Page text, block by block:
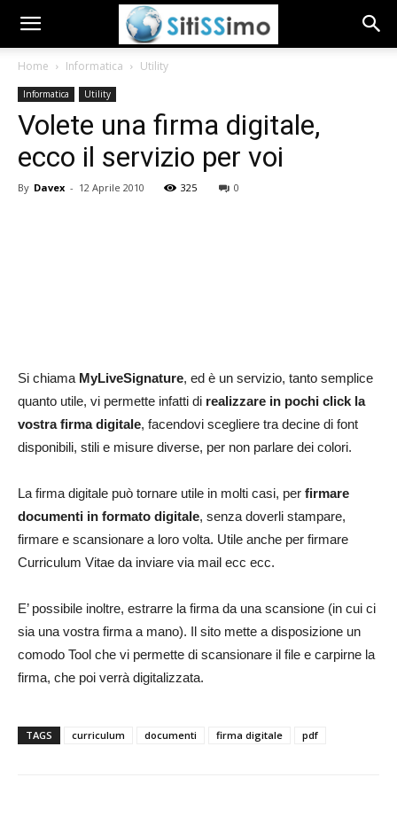
Home Informatica Utility
Informatica Utility
Volete una firma digitale,
ecco il servizio per voi
By Davex - 12 Aprile 2010 325 0
Si chiama MyLiveSignature, ed è un servizio, tanto semplice
quanto utile, vi permette infatti di realizzare in pochi click la
vostra firma digitale, facendovi scegliere tra decine di font
disponibili, stili e misure diverse, per non parlare dei colori.
La firma digitale può tornare utile in molti casi, per firmare
documenti in formato digitale, senza doverli stampare,
firmare e scansionare a loro volta. Utile anche per firmare
Curriculum Vitae da inviare via mail ecc ecc.
E’ possibile inoltre, estrarre la firma da una scansione (in cui ci
sia una vostra firma a mano). Il sito mette a disposizione un
comodo Tool che vi permette di scansionare il file e carpirne la
firma, che poi verrà digitalizzata.
TAGS curriculum documenti firma digitale pdf